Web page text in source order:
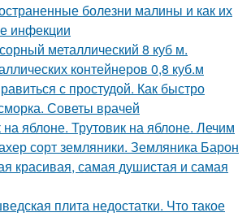
болезни малины и как их
инфекции
металлический 8 куб м.
контейнеров 0,8 куб.м
с простудой. Как быстро
Советы врачей
на яблоне. Трутовик на яблоне. Лечим
сорт земляники. Земляника Барон
красивая, самая душистая и самая
плита недостатки. Что такое